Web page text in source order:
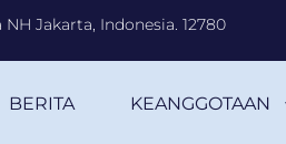
Jakarta, Indonesia. 12780
BERITA KEANGGOTAAN